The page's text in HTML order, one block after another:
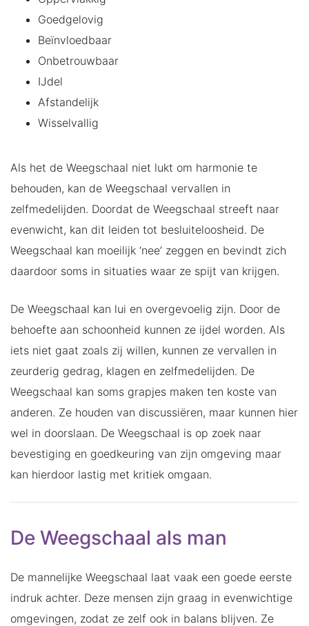
Goedgelovig
Beïnvloedbaar
Onbetrouwbaar
IJdel
Afstandelijk
Wisselvallig
Als het de Weegschaal niet lukt om harmonie te
behouden, kan de Weegschaal vervallen in
zelfmedelijden. Doordat de Weegschaal streeft naar
evenwicht, kan dit leiden tot besluiteloosheid. De
Weegschaal kan moeilijk ‘nee’ zeggen en bevindt zich
daardoor soms in situaties waar ze spijt van krijgen.
De Weegschaal kan lui en overgevoelig zijn. Door de
behoefte aan schoonheid kunnen ze ijdel worden. Als
iets niet gaat zoals zij willen, kunnen ze vervallen in
zeurderig gedrag, klagen en zelfmedelijden. De
Weegschaal kan soms grapjes maken ten koste van
anderen. Ze houden van discussiëren, maar kunnen hier
wel in doorslaan. De Weegschaal is op zoek naar
bevestiging en goedkeuring van zijn omgeving maar
kan hierdoor lastig met kritiek omgaan.
De Weegschaal als man
De mannelijke Weegschaal laat vaak een goede eerste
indruk achter. Deze mensen zijn graag in evenwichtige
omgevingen, zodat ze zelf ook in balans blijven. Ze